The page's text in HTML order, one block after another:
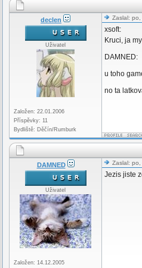
declen
Uživatel
Založen: 22.01.2006
Příspěvky: 11
Bydliště: Děčín/Rumburk
Zaslal:
xsoft:
Kruci, ja
DAMNED:
u toho
no ta
DAMNED
Uživatel
Založen: 14.12.2005
Zaslal:
Jezis jiste